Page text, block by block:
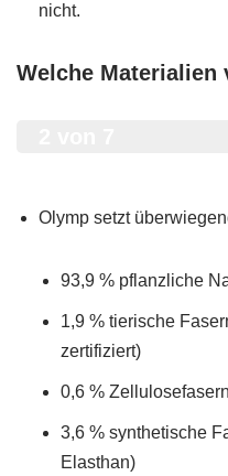
nicht.
Welche Materialien
Olymp setzt
93,9 % pflanzliche
1,9 % tierische
zertifiziert)
0,6 %
3,6 % synthetische
Elasthan)